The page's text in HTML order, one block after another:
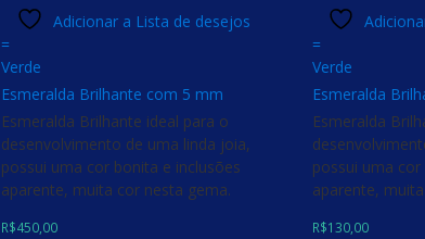
Adicionar a Lista de desejos
=
Verde
Esmeralda Brilhante com 5 mm
Esmeralda Brilhante ideal para o
desenvolvimento de uma linda joia,
possui uma cor bonita e inclusões
aparente, muita cor nesta gema.
R$450,00
=
Verde
Esmeralda
Esmeralda
possui uma
aparente,
R$130,00